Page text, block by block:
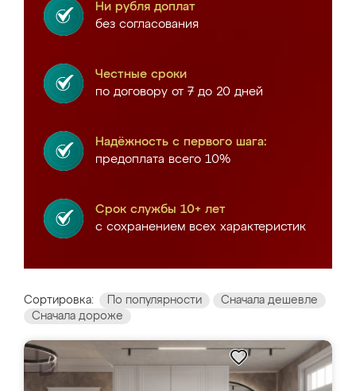
Ни рубля доплат
без согласования
Честные сроки
по договору от 7 до 20 дней
Надёжность с первого шага:
предоплата всего 10%
Срок службы 10+ лет
с сохранением всех характеристик
Сортировка: По популярности
Сначала дешевле
Сначала дороже